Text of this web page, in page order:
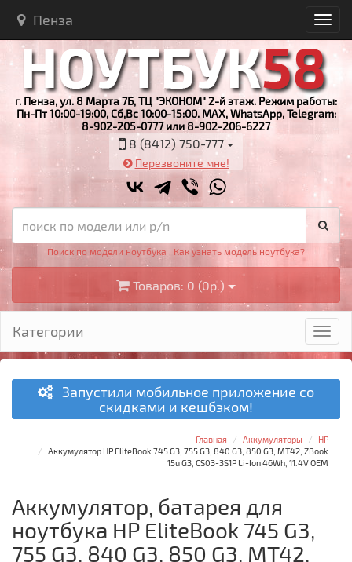
Пенза
г. Пенза, ул. 8 Марта 7Б, ТЦ "ЭКОНОМ" 2-й этаж. Режим работы:
Пн-Пт 10:00-19:00, Сб,Вс 10:00-15:00. MAX, WhatsApp, Telegram:
8-902-205-0777 или 8-902-206-6227
8 (8412) 750-777
Перезвоните мне!
Поиск по модели ноутбука | Как узнать модель ноутбука?
Товаров: 0 (0р.)
Категории
Запустили мобильное приложение со
скидками и кешбэком!
Главная Аккумуляторы
HP
Аккумулятор HP EliteBook 745 G3, 755 G3, 840 G3, 850 G3, MT42, ZBook
15u G3, CS03-3S1P Li-Ion 46Wh, 11.4V OEM
Аккумулятор, батарея для
ноутбука HP EliteBook 745 G3,
755 G3, 840 G3, 850 G3, MT42,